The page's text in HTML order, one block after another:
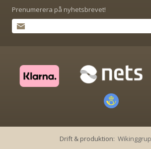
Prenumerera på nyhetsbrevet!
Drift & produktion: